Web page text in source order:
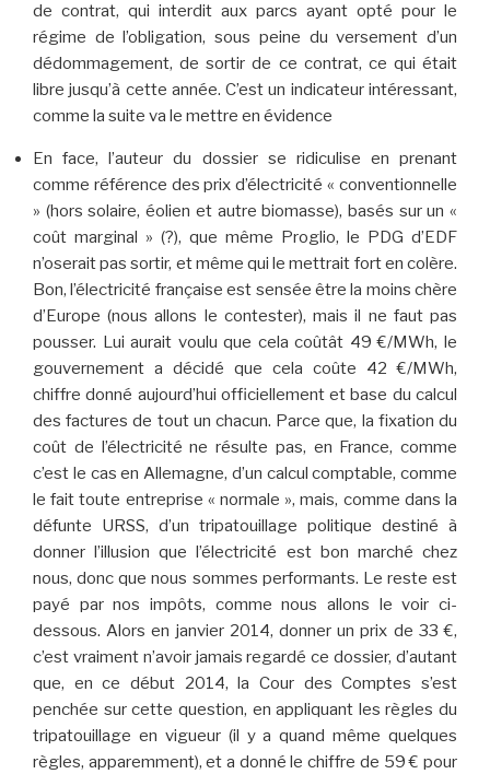
de contrat, qui interdit aux parcs ayant opté pour le
régime de l’obligation, sous peine du versement d’un
dédommagement, de sortir de ce contrat, ce qui était
libre jusqu’à cette année. C’est un indicateur intéressant,
comme la suite va le mettre en évidence
En face, l’auteur du dossier se ridiculise en prenant
comme référence des prix d’électricité « conventionnelle
» (hors solaire, éolien et autre biomasse), basés sur un «
coût marginal » (?), que même Proglio, le PDG d’EDF
n’oserait pas sortir, et même qui le mettrait fort en colère.
Bon, l’électricité française est sensée être la moins chère
d’Europe (nous allons le contester), mais il ne faut pas
pousser. Lui aurait voulu que cela coûtât 49 €/MWh, le
gouvernement a décidé que cela coûte 42 €/MWh,
chiffre donné aujourd’hui officiellement et base du calcul
des factures de tout un chacun. Parce que, la fixation du
coût de l’électricité ne résulte pas, en France, comme
c’est le cas en Allemagne, d’un calcul comptable, comme
le fait toute entreprise « normale », mais, comme dans la
défunte URSS, d’un tripatouillage politique destiné à
donner l’illusion que l’électricité est bon marché chez
nous, donc que nous sommes performants. Le reste est
payé par nos impôts, comme nous allons le voir ci-
dessous. Alors en janvier 2014, donner un prix de 33 €,
c’est vraiment n’avoir jamais regardé ce dossier, d’autant
que, en ce début 2014, la Cour des Comptes s’est
penchée sur cette question, en appliquant les règles du
tripatouillage en vigueur (il y a quand même quelques
règles, apparemment), et a donné le chiffre de 59 € pour